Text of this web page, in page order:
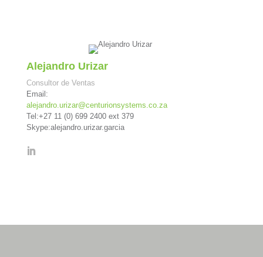
Alejandro Urizar
Consultor de Ventas
Email:
alejandro.urizar@centurionsystems.co.za
Tel:+27 11 (0) 699 2400 ext 379
Skype:alejandro.urizar.garcia